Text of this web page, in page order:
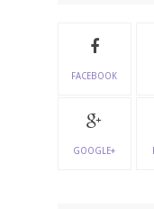
FACEBOOK
GOOGLE+